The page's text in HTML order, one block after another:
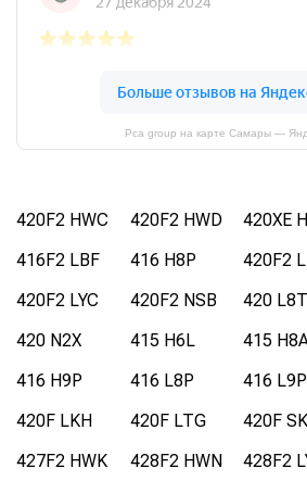
Pca group на карте Самары —
420F2 HWC 420F2 HWD 420XE
416F2 LBF
416 H8P 420F2
420F2 LYC
420F2 NSB 420 L8T
420 N2X
415 H6L 415
416 H9P
416 L8P 416 L9P
420F LKH
420F LTG 420F
427F2 HWK
428F2 HWN 428F2